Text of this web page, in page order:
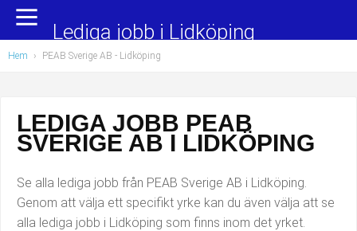
Yrkesområden
Administration, ekonomi, juridik
Chefer och verksamhetsledare
Data/IT
Försäljning, inköp, marknadsföring
Populära jobb
Undersköterska, hemtjänst och äldreboende
Barnskötare
Lärare i förskola/Förskollärare
Lagerarbetare
Lediga jobb i Lidköping
Hem › PEAB Sverige AB - Lidköping
LEDIGA JOBB PEAB
SVERIGE AB I LIDKÖPING
Se alla lediga jobb från PEAB Sverige AB i Lidköping.
Genom att välja ett specifikt yrke kan du även välja att se
alla lediga jobb i Lidköping som finns inom det yrket.